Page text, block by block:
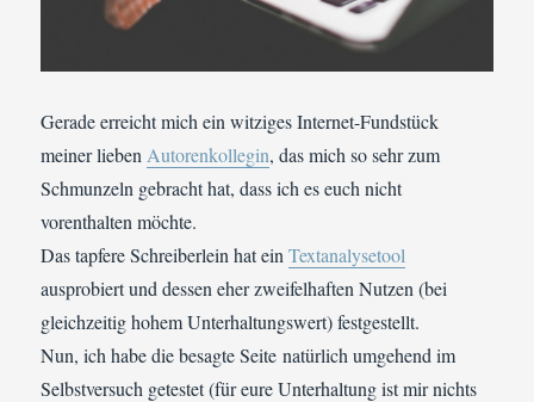
Gerade erreicht mich ein witziges Internet-Fundstück
meiner lieben Autorenkollegin, das mich so sehr zum
Schmunzeln gebracht hat, dass ich es euch nicht
vorenthalten möchte.
Das tapfere Schreiberlein hat einTextanalysetool
ausprobiert und dessen eher zweifelhaften Nutzen (bei
gleichzeitig hohem Unterhaltungswert) festgestellt.
Nun, ich habe die besagte Seite natürlich umgehend im
Selbstversuch getestet (für eure Unterhaltung ist mir nichts